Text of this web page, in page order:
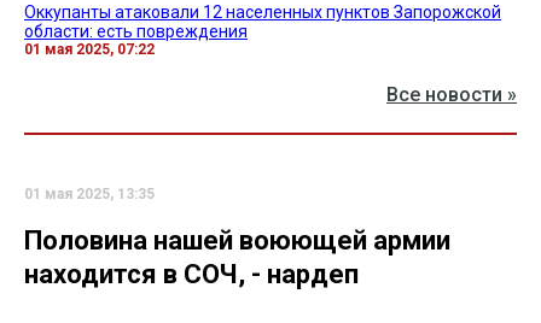
Оккупанты атаковали 12 населенных пунктов Запорожской
области: есть повреждения
01 мая 2025, 07:22
Все новости »
01 мая 2025, 13:35
Половина нашей воюющей армии
находится в СОЧ, - нардеп